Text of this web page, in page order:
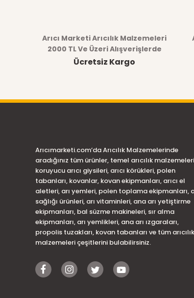
Arıcı Marketi Arıcılık Malzemeleri
2000 TL Ve Üzeri Alışverişlerde
Ücretsiz Kargo
Arıcımarketi.com’da Arıcılık Malzemelerinde
aradığınız tüm ürünler, temel arıcılık
koruyucu arıcı giysileri, arıcı körükleri, polen
tabanları, kovanlar, kovan ekipmanları, arıcı el
aletleri, arı yemleri, polen toplama ekipmanları,
sağlığı ürünleri, arı vitaminleri, ana arı yetiştirme
ekipmanları, bal süzme makineleri, sır alma
ekipmanları, arı yemlikleri, ana arı ızgaraları,
propolis tuzakları, kovan tabanları ve tüm arıcılık
malzemeleri çeşitlerini bulabilirsiniz.